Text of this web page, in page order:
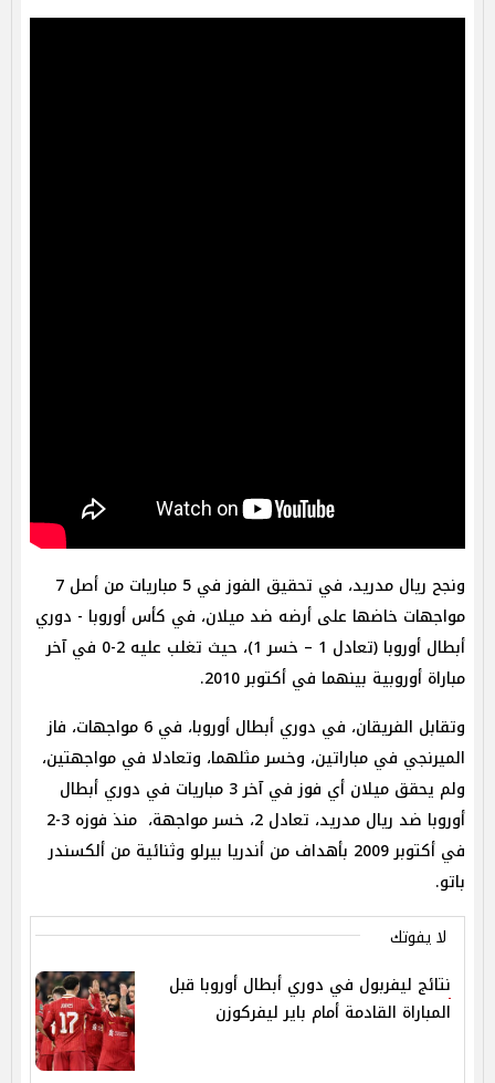
ونجح ريال مدريد، في تحقيق الفوز في 5 مباريات من أصل 7
مواجهات خاضها على أرضه ضد ميلان، في كأس أوروبا - دوري
أبطال أوروبا (تعادل 1 – خسر 1)، حيث تغلب عليه 2-0 في آخر
مباراة أوروبية بينهما في أكتوبر 2010.
وتقابل الفريقان، في دوري أبطال أوروبا، في 6 مواجهات، فاز
الميرنجي في مباراتين، وخسر مثلهما، وتعادلا في مواجهتين،
ولم يحقق ميلان أي فوز في آخر 3 مباريات في دوري أبطال
أوروبا ضد ريال مدريد، تعادل 2، خسر مواجهة، منذ فوزه 3-2
في أكتوبر 2009 بأهداف من أندريا بيرلو وثنائية من ألكسندر
باتو.
لا يفوتك
نتائج ليفربول في دوري أبطال أوروبا قبل
المباراة القادمة أمام باير ليفركوزن